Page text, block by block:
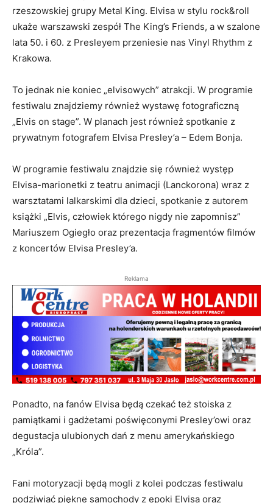
rzeszowskiej grupy Metal King. Elvisa w stylu rock&roll
ukaże warszawski zespół The King’s Friends, a w szalone
lata 50. i 60. z Presleyem przeniesie nas Vinyl Rhythm z
Krakowa.
To jednak nie koniec „elvisowych” atrakcji. W programie
festiwalu znajdziemy również wystawę fotograficzną
„Elvis on stage”. W planach jest również spotkanie z
prywatnym fotografem Elvisa Presley’a – Edem Bonja.
W programie festiwalu znajdzie się również występ
Elvisa-marionetki z teatru animacji (Lanckorona) wraz z
warsztatami lalkarskimi dla dzieci, spotkanie z autorem
książki „Elvis, człowiek którego nigdy nie zapomnisz”
Mariuszem Ogiegło oraz prezentacja fragmentów filmów
z koncertów Elvisa Presley’a.
Reklama
Ponadto, na fanów Elvisa będą czekać też stoiska z
pamiątkami i gadżetami poświęconymi Presley’owi oraz
degustacja ulubionych dań z menu amerykańskiego
„Króla”.
Fani motoryzacji będą mogli z kolei podczas festiwalu
podziwiać piękne samochody z epoki Elvisa oraz